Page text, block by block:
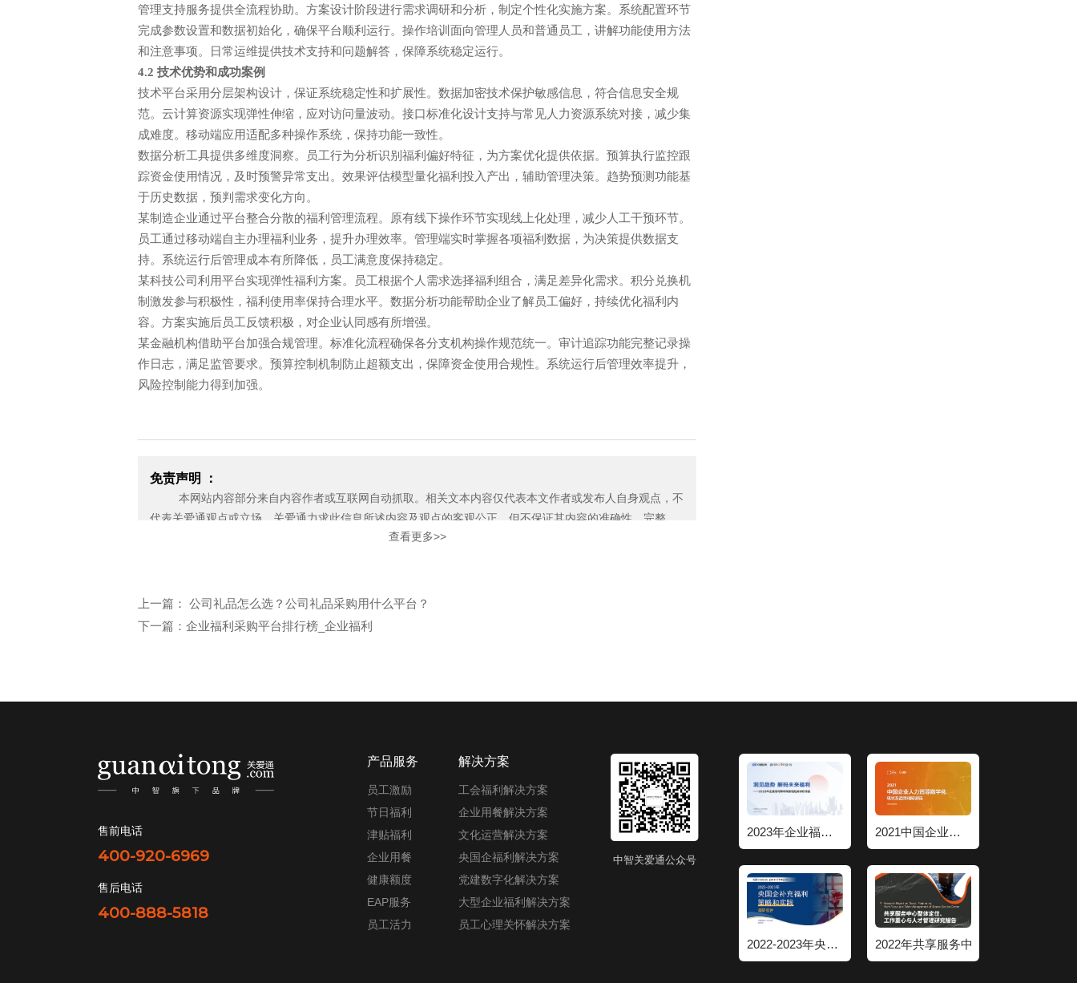
管理支持服务提供全流程协助。方案设计阶段进行需求调研和分析，制定个性化实施方案。系统配置环节
完成参数设置和数据初始化，确保平台顺利运行。操作培训面向管理人员和普通员工，讲解功能使用方法
和注意事项。日常运维提供技术支持和问题解答，保障系统稳定运行。
4.2 技术优势和成功案例
技术平台采用分层架构设计，保证系统稳定性和扩展性。数据加密技术保护敏感信息，符合信息安全规
范。云计算资源实现弹性伸缩，应对访问量波动。接口标准化设计支持与常见人力资源系统对接，减少集
成难度。移动端应用适配多种操作系统，保持功能一致性。
数据分析工具提供多维度洞察。员工行为分析识别福利偏好特征，为方案优化提供依据。预算执行监控跟
踪资金使用情况，及时预警异常支出。效果评估模型量化福利投入产出，辅助管理决策。趋势预测功能基
于历史数据，预判需求变化方向。
某制造企业通过平台整合分散的福利管理流程。原有线下操作环节实现线上化处理，减少人工干预环节。
员工通过移动端自主办理福利业务，提升办理效率。管理端实时掌握各项福利数据，为决策提供数据支
持。系统运行后管理成本有所降低，员工满意度保持稳定。
某科技公司利用平台实现弹性福利方案。员工根据个人需求选择福利组合，满足差异化需求。积分兑换机
制激发参与积极性，福利使用率保持合理水平。数据分析功能帮助企业了解员工偏好，持续优化福利内
容。方案实施后员工反馈积极，对企业认同感有所增强。
某金融机构借助平台加强合规管理。标准化流程确保各分支机构操作规范统一。审计追踪功能完整记录操
作日志，满足监管要求。预算控制机制防止超额支出，保障资金使用合规性。系统运行后管理效率提升，
风险控制能力得到加强。
免责声明 ：
本网站内容部分来自内容作者或互联网自动抓取。相关文本内容仅代表本文作者或发布人自身观点，不
代表关爱通观点或立场。关爱通力求此信息所述内容及观点的客观公正，但不保证其内容的准确性、完整
性，也不保证未来内容不会发生变更。 如本网展示内容的作者及编辑认为其作品不宜上网供大家浏览，或不
邮箱：yan.zheng@guanaitong.com
查看更多>>
上一篇： 公司礼品怎么选？公司礼品采购用什么平台？
下一篇：企业福利采购平台排行榜_企业福利
售前电话
400-920-6969
售后电话
400-888-5818
产品服务
员工激励
节日福利
津贴福利
企业用餐
健康额度
EAP服务
员工活力
解决方案
工会福利解决方案
企业用餐解决方案
文化运营解决方案
央国企福利解决方案
党建数字化解决方案
大型企业福利解决方案
员工心理关怀解决方案
中智关爱通公众号
2023年企业福利策略和管理趋势调研报告 2021中国企业人力资源数字化现状和趋势调研报告
2022-2023年央国企补充福利策略和实践调研报告 2022年共享服务中心整体定位工作重